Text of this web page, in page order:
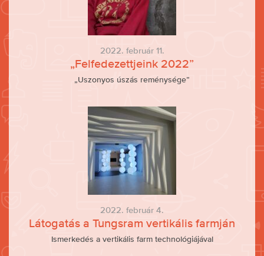
2022. február 11.
„Felfedezettjeink 2022”
„Uszonyos úszás reménysége”
2022. február 4.
Látogatás a Tungsram vertikális farmján
Ismerkedés a vertikális farm technológiájával